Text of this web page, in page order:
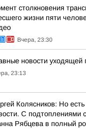
столкновения
жизни пяти
Вчера, 23:30
новости уходящей
23:13
Колясников: Но
С подтоплениями
Рябцева в полный